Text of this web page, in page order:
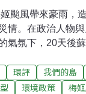
颱風帶來豪雨，
情。在政治人物
氣氛下，20天後
府宣示要將蘇花
遭遇阻力。武塔部
環評 我們的島
環境政策 梅